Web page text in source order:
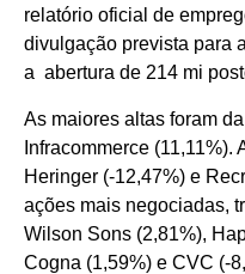
relatório oficial de
divulgação prevista para
a abertura de 214 mi
As maiores altas foram
Infracommerce
Heringer (-12,47%) e
ações mais negociadas,
Wilson Sons (2,81%),
Cogna (1,59%) e CVC (-